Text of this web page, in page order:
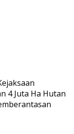
4 Juta Ha Hutan